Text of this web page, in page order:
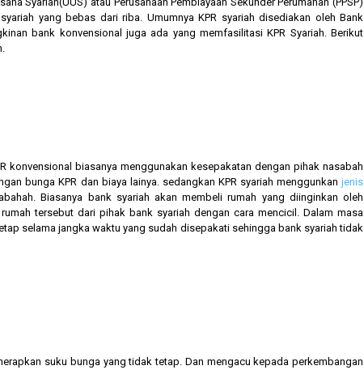
yang bebas dari riba. Umumnya KPR syariah disediakan oleh Bank
bank konvensional juga ada yang memfasilitasi KPR Syariah. Berikut
biasanya menggunakan kesepakatan dengan pihak nasabah
bunga KPR dan biaya lainya. sedangkan KPR syariah menggunkanjenis
Biasanya bank syariah akan membeli rumah yang diinginkan oleh
tersebut dari pihak bank syariah dengan cara mencicil. Dalam masa
selama jangka waktu yang sudah disepakati sehingga bank syariah tidak
suku bunga yang tidak tetap. Dan mengacu kepada perkembangan